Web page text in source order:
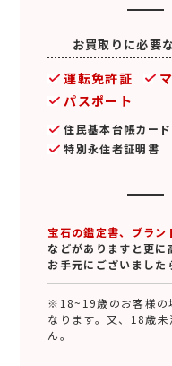
お買取りに必要
運転免許証
パスポート
住民基本台帳カード
特別永住者証明書
宝石の鑑定書、ブラン
などがありますと更に
お手元にございました
※18~19歳のお客様の
なります。又、18歳
ん。